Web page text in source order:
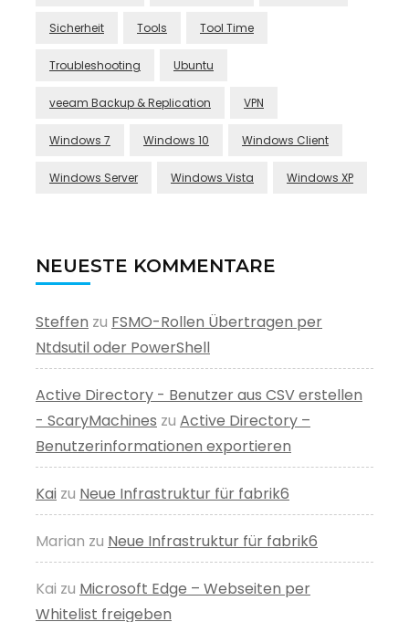
Sicherheit Tools Tool Time
Troubleshooting Ubuntu
veeam Backup & Replication VPN
Windows 7 Windows 10 Windows Client
Windows Server Windows Vista Windows XP
NEUESTE KOMMENTARE
Steffen zu FSMO-Rollen Übertragen per
Ntdsutil oder PowerShell
Active Directory - Benutzer aus CSV erstellen
- ScaryMachines zu Active Directory –
Benutzerinformationen exportieren
Kai zu Neue Infrastruktur für fabrik6
Marian zu Neue Infrastruktur für fabrik6
Kai zu Microsoft Edge – Webseiten per
Whitelist freigeben